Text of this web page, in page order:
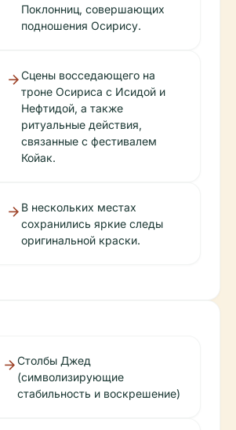
Поклонниц, совершающих
подношения Осирису.
Сцены восседающего на
троне Осириса с Исидой и
Нефтидой, а также
ритуальные действия,
связанные с фестивалем
Койак.
В нескольких местах
сохранились яркие следы
оригинальной краски.
Столбы Джед
(символизирующие
стабильность и воскрешение)